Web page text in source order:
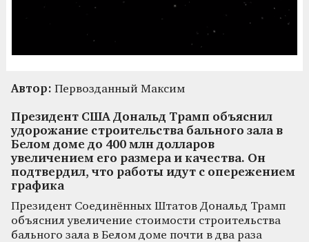
Автор: Первозданный Максим
Президент США Дональд Трамп объяснил
удорожание строительства бального зала в
Белом доме до 400 млн долларов
увеличением его размера и качества. Он
подтвердил, что работы идут с опережением
графика
Президент Соединённых Штатов Дональд Трамп
объяснил увеличение стоимости строительства
бального зала в Белом доме почти в два раза